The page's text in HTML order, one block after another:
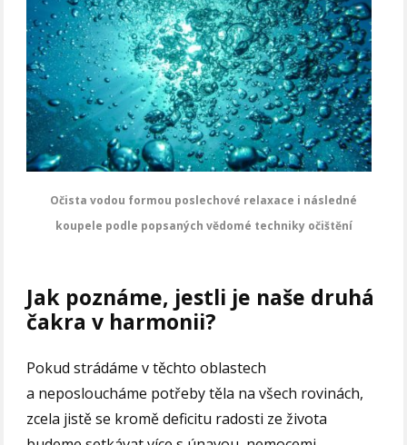
Očista vodou formou poslechové relaxace i následné
koupele podle popsaných vědomé techniky očištění
Jak poznáme, jestli je naše druhá
čakra v harmonii?
Pokud strádáme v těchto oblastech
a neposloucháme potřeby těla na všech rovinách,
zcela jistě se kromě deficitu radosti ze života